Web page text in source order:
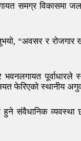
समग्र विकासमा
“अवसर र
पूर्वाधारले
फेरिएको स्थानीय
संवैधानिक व्यवस्था छ